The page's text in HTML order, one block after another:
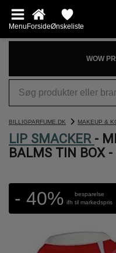
MenuForsideØnskeliste
WOW
BILLIGPARFUME.DK MAKEUP &
LIP SMACKER -
BALMS TIN BOX
- 40%
besparelse
ifh til markedspris